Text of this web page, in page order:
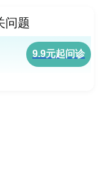
问题
9.9元起问诊